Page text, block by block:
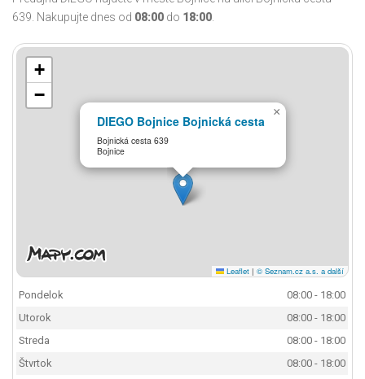
639. Nakupujte dnes od 08:00 do 18:00.
DIEGO Bojnice Bojnická cesta
Bojnická cesta 639
Bojnice
×
+
−
Leaflet | © Seznam.cz a.s. a další
Pondelok
08:00 - 18:00
Utorok
08:00 - 18:00
Streda
08:00 - 18:00
Štvrtok
08:00 - 18:00